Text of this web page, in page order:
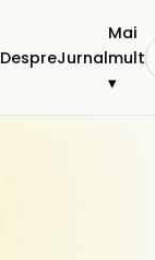
DespreJurnal
Mai
mult
▾